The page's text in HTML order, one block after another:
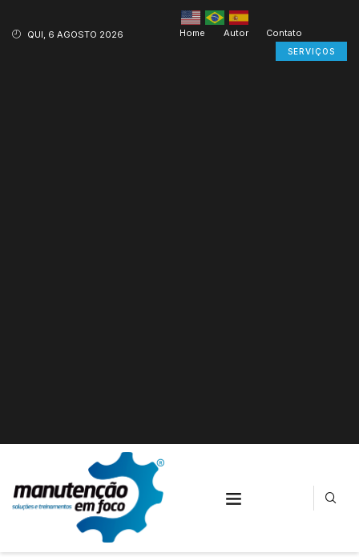
QUI, 6 AGOSTO 2026 Home Autor Contato
SERVIÇOS